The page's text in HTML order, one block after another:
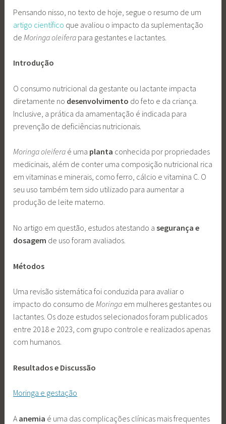
Pensando nisso, no texto de hoje, segue o resumo de um
artigo científico que avaliou o impacto da suplementação
de Moringa oleifera para gestantes e lactantes.
Introdução
O consumo nutricional da gestante ou lactante impacta
diretamente no desenvolvimento do feto e da criança.
Inclusive, a prática da amamentação é indicada para
prevenção de deficiências nutricionais.
Moringa oleifera é uma planta conhecida por propriedades
medicinais, além de conter uma composição nutricional rica
em vitaminas e minerais, como ferro, cálcio e vitamina C. O
seu uso também tem sido utilizado para aumentar a
produção de leite materno.
No artigo em questão, estudos atestando asegurança e
dosagem de uso foram avaliados.
Métodos
Uma revisão sistemática foi conduzida para avaliar o
impacto do consumo deMoringa em mulheres gestantes ou
lactantes. Os doze estudos selecionados foram publicados
entre 2018 e 2023, com grupo controle e realizados apenas
com humanos.
Resultados e Discussão
Moringa e gestação
A anemia é uma das complicações clínicas mais frequentes